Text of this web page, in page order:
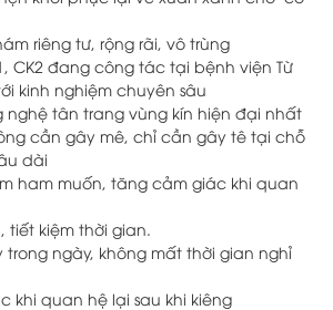
riêng tư, rộng rãi, vô trùng
CK2 đang công tác tại bệnh viện Từ
kinh nghiệm chuyên sâu
nghệ tân trang vùng kín hiện đại nhất
cần gây mê, chỉ cần gây tê tại chỗ
dài
ham muốn, tăng cảm giác khi quan
tiết kiệm thời gian.
ngày, không mất thời gian nghỉ
khi quan hệ lại sau khi kiêng